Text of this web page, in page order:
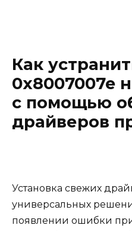
Как
0x8007007e
с помощью
драйверов
Установка свежих
универсальных
появлении ошибки